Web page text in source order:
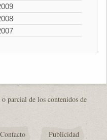
parcial de los contenidos de
Contacto Publicidad